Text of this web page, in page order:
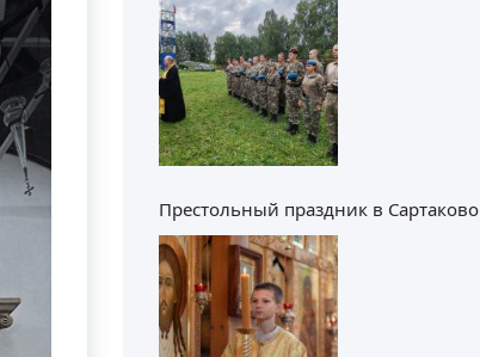
Престольный праздник в Сартаково